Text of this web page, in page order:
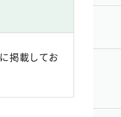
に掲載してお